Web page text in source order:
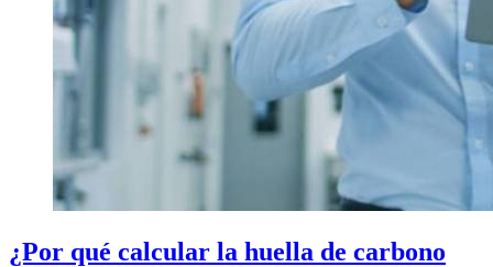
¿Por qué calcular la huella de carbono